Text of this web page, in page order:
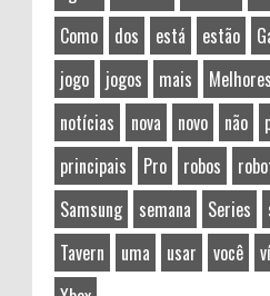
Como
dos está estão
jogo
jogos mais Melhores
notícias
nova novo não
principais
Pro robos
Samsung
semana Series
Tavern
uma usar você